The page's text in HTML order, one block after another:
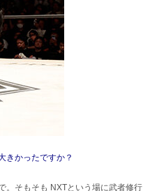
きかったですか？
。そもそも NXTという場に武者修行